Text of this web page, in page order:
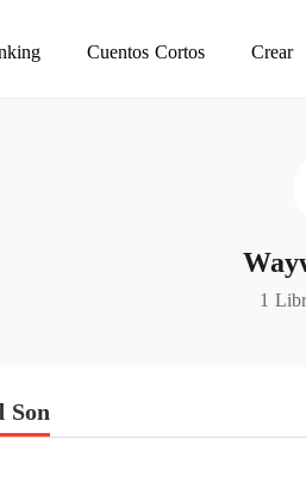
Cuentos Cortos Crear
1
Son